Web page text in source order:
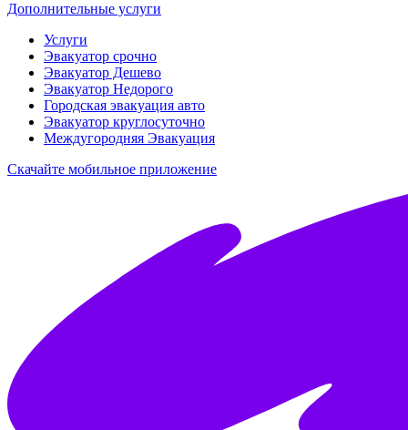
Дополнительные услуги
Услуги
Эвакуатор срочно
Эвакуатор Дешево
Эвакуатор Недорого
Городская эвакуация авто
Эвакуатор круглосуточно
Междугородняя Эвакуация
Скачайте мобильное приложение